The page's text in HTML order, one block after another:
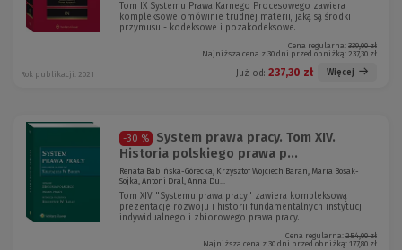
Tom IX Systemu Prawa Karnego Procesowego zawiera
kompleksowe omówinie trudnej materii, jaką są środki
przymusu - kodeksowe i pozakodeksowe.
Cena regularna: 339,00 zł
Najniższa cena z 30 dni przed obniżką: 237,30 zł
Już od: 237,30 zł Więcej
Rok publikacji: 2021
-30 %
System prawa pracy. Tom XIV.
Historia polskiego prawa p...
Renata Babińska-Górecka, Krzysztof Wojciech Baran, Maria Bosak-
Sojka, Antoni Dral, Anna Du...
Tom XIV "Systemu prawa pracy" zawiera kompleksową
prezentację rozwoju i historii fundamentalnych instytucji
indywidualnego i zbiorowego prawa pracy.
Cena regularna: 254,00 zł
Najniższa cena z 30 dni przed obniżką: 177,80 zł